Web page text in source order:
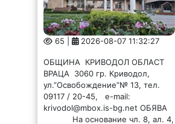
65 | 2026-08-07 11:32:27
ОБЩИНА КРИВОДОЛ ОБЛАСТ
ВРАЦА 3060 гр. Криводол,
ул.”Освобождение”№ 13, тел.
09117 / 20-45, e-mail:
krivodol@mbox.is-bg.net ОБЯВА
На основание чл. 8, ал. 4,